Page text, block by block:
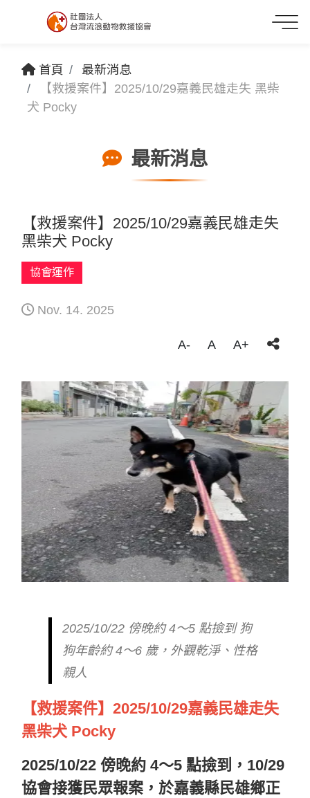
首頁
最新消息
【救援案件】2025/10/29嘉義民雄走失 黑柴
犬 Pocky
最新消息
【救援案件】2025/10/29嘉義民雄走失
黑柴犬 Pocky
協會運作
Nov. 14. 2025
A- A A+
2025/10/22 傍晚約 4～5 點撿到 狗
狗年齡約 4～6 歲，外觀乾淨、性格
親人
【救援案件】2025/10/29嘉義民雄走失
黑柴犬 Pocky
2025/10/22 傍晚約 4～5 點撿到，10/29
協會接獲民眾報案，於嘉義縣民雄鄉正